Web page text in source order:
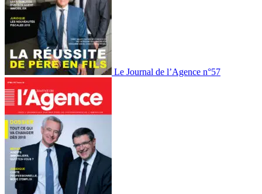
Le Journal de l’Agence n°57